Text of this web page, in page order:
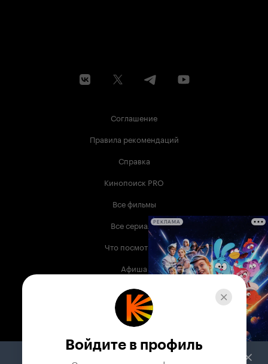
Соглашение
Правила рекомендаций
Справка
Кинопоиск PRO
Все фильмы
Все сериалы
Что посмотреть
Афиша
Музыка
Телепрограмма
Служба поддержки
РЕКЛАМА
Войдите в профиль